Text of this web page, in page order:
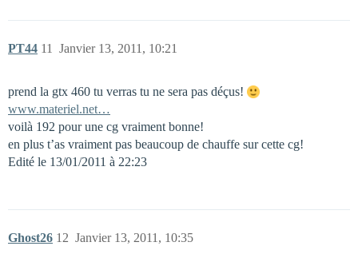
PT44 Janvier 13, 2011, 10:21
11
prend la gtx 460 tu verras tu ne sera pas déçus!
www.materiel.net…
voilà 192 pour une cg vraiment bonne!
en plus t’as vraiment pas beaucoup de chauffe sur cette cg!
Edité le 13/01/2011 à 22:23
Ghost26 Janvier 13, 2011, 10:35
12